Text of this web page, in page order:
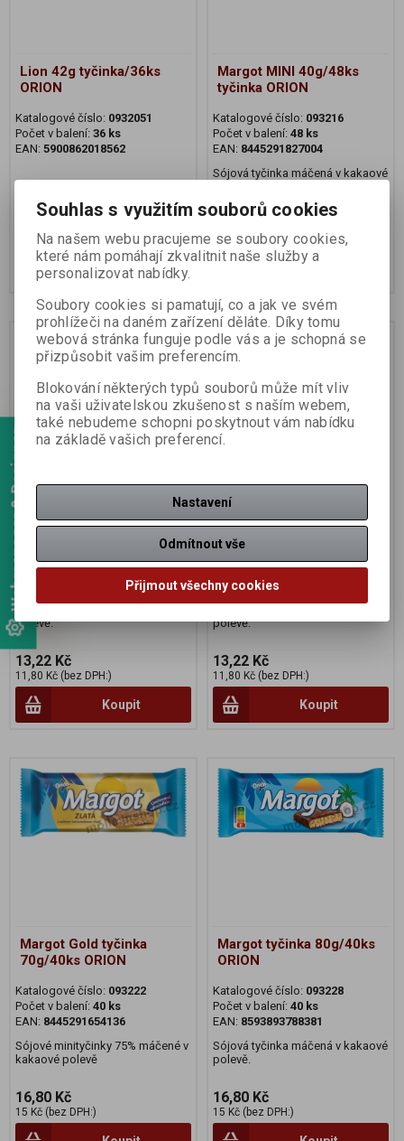
Webmanager & Designer
Lion 42g tyčinka/36ks
ORION
Katalogové číslo: 0932051
Počet v balení: 36 ks
EAN: 5900862018562
13,90 Kč (bez DPH:)
Koupit
Margot MINI 40g/48ks
tyčinka ORION
Katalogové číslo: 093216
Počet v balení: 48 ks
EAN: 8445291827004
Sójová tyčinka máčená v kakaové
11,80 Kč (bez DPH:)
Koupit
Akce
Margot MINI bílá karamel
40g/48ks tyčinka ORION
Počet v balení:48 ks
polevě.
13,22 Kč
11,80 Kč (bez DPH:)
Koupit
Akce
Margot MINI mango kokos
40g/48ks tyčinka ORION
Počet v balení:48 ks
EAN:8445291827448
polevě.
13,22 Kč
11,80 Kč (bez DPH:)
Koupit
Margot Gold tyčinka
70g/40ks ORION
Katalogové číslo: 093222
Počet v balení: 40 ks
EAN: 8445291654136
Sójové minityčinky 75% máčené v
kakaové polevě
16,80 Kč
15 Kč (bez DPH:)
Margot tyčinka 80g/40ks
ORION
Katalogové číslo: 093228
Počet v balení: 40 ks
EAN: 8593893788381
Sójová tyčinka máčená v kakaové
polevě.
16,80 Kč
15 Kč (bez DPH:)
Souhlas s využitím souborů cookies
Na našem webu pracujeme se soubory cookies,
které nám pomáhají zkvalitnit naše služby a
personalizovat nabídky.
Soubory cookies si pamatují, co a jak ve svém
prohlížeči na daném zařízení děláte. Díky tomu
webová stránka funguje podle vás a je schopná se
přizpůsobit vašim preferencím.
Blokování některých typů souborů může mít vliv
na vaši uživatelskou zkušenost s naším webem,
také nebudeme schopni poskytnout vám nabídku
na základě vašich preferencí.
Nastavení
Odmítnout vše
Přijmout všechny cookies